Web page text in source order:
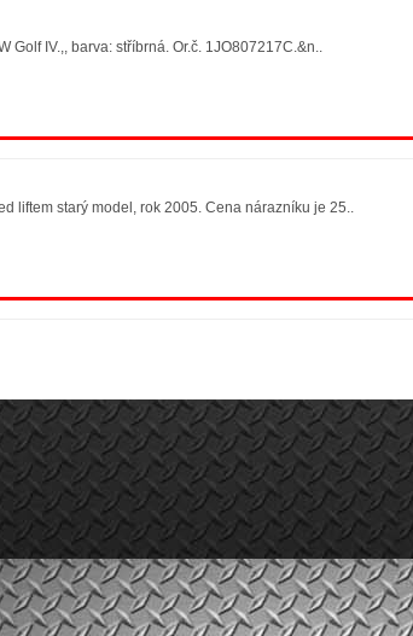
Golf IV.,, barva: stříbrná. Or.č. 1JO807217C.&n..
liftem starý model, rok 2005. Cena nárazníku je 25..